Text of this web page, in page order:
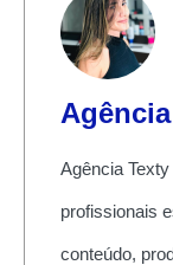
Agência
profissionais
conteúdo,